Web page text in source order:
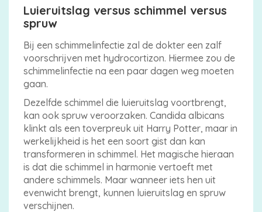
Luieruitslag versus schimmel versus
spruw
Bij een schimmelinfectie zal de dokter een zalf
voorschrijven met hydrocortizon. Hiermee zou de
schimmelinfectie na een paar dagen weg moeten
gaan.
Dezelfde schimmel die luieruitslag voortbrengt,
kan ook spruw veroorzaken. Candida albicans
klinkt als een toverpreuk uit Harry Potter, maar in
werkelijkheid is het een soort gist dan kan
transformeren in schimmel. Het magische hieraan
is dat die schimmel in harmonie vertoeft met
andere schimmels. Maar wanneer iets hen uit
evenwicht brengt, kunnen luieruitslag en spruw
verschijnen.